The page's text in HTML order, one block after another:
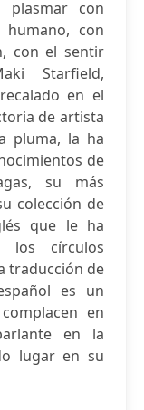
con
con
con el sentir
Starfield,
en el
de artista
pluma, la ha
de
su más
colección de
que le ha
los círculos
traducción de
es un
en
en la
lugar en su